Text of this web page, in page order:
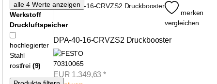
merken
vergleichen
DPA-40-16-CRVZS2 Druckbooster
70310065
EUR 1.349,63 *
Werkstoff
Druckluftspeicher
hochlegierter
Stahl
rostfrei (9)